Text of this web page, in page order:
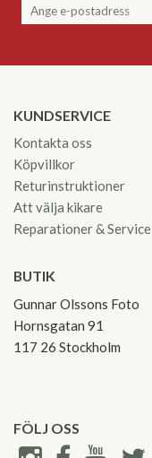
KUNDSERVICE
Kontakta oss
Köpvillkor
Returinstruktioner
Att välja kikare
Reparationer & Service
BUTIK
Gunnar Olssons Foto
Hornsgatan 91
117 26 Stockholm
FÖLJ OSS